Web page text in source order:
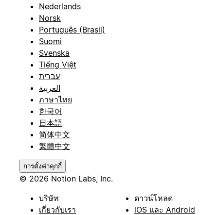
Nederlands
Norsk
Português (Brasil)
Suomi
Svenska
Tiếng Việt
עברית
العربية
ภาษาไทย
한국어
日本語
简体中文
繁體中文
การตั้งค่าคุกกี้
© 2026 Notion Labs, Inc.
บริษัท
เกี่ยวกับเรา
ดาวน์โหลด
iOS และ Android